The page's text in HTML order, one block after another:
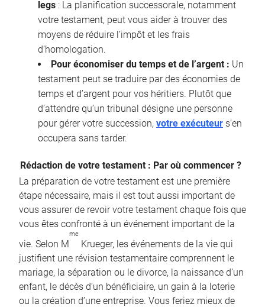
legs : La planification successorale, notamment
votre testament, peut vous aider à trouver des
moyens de réduire l’impôt et les frais
d’homologation.
Pour économiser du temps et de l’argent : Un
testament peut se traduire par des économies de
temps et d’argent pour vos héritiers. Plutôt que
d’attendre qu’un tribunal désigne une personne
pour gérer votre succession, votre exécuteur s’en
occupera sans tarder.
Rédaction de votre testament : Par où commencer ?
La préparation de votre testament est une première
étape nécessaire, mais il est tout aussi important de
vous assurer de revoir votre testament chaque fois que
vous êtes confronté à un événement important de la
vie. Selon M
me
Krueger, les événements de la vie qui
justifient une révision testamentaire comprennent le
mariage, la séparation ou le divorce, la naissance d’un
enfant, le décès d’un bénéficiaire, un gain à la loterie
ou la création d’une entreprise. Vous feriez mieux de